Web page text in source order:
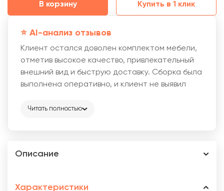
В корзину Купить в 1 клик
⭐️ AI-анализ отзывов
Клиент остался доволен комплектом мебели,
отметив высокое качество, привлекательный
внешний вид и быструю доставку. Сборка была
выполнена оперативно, и клиент не выявил
Читать полностью
Описание
Характеристики